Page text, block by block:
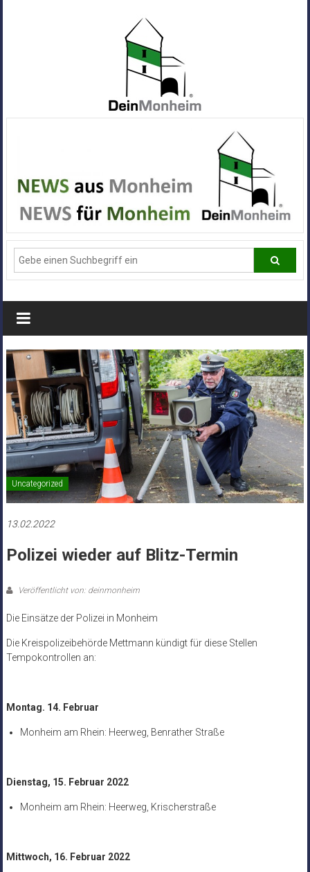
Alle
News
aus
Deiner
Stadt
Monheim
Uncategorized
13.02.2022
Polizei wieder auf Blitz-Termin
Veröffentlicht von: deinmonheim
Die Einsätze der Polizei in Monheim
Die Kreispolizeibehörde Mettmann kündigt für diese Stellen
Tempokontrollen an:
Montag. 14. Februar
Monheim am Rhein: Heerweg, Benrather Straße
Dienstag, 15. Februar 2022
Monheim am Rhein: Heerweg, Krischerstraße
Mittwoch, 16. Februar 2022